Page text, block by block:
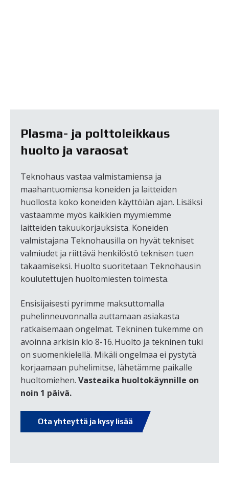
Plasma- ja polttoleikkaus
huolto ja varaosat
Teknohaus vastaa valmistamiensa ja
maahantuomiensa koneiden ja laitteiden
huollosta koko koneiden käyttöiän ajan. Lisäksi
vastaamme myös kaikkien myymiemme
laitteiden takuukorjauksista. Koneiden
valmistajana Teknohausilla on hyvät tekniset
valmiudet ja riittävä henkilöstö teknisen tuen
takaamiseksi. Huolto suoritetaan Teknohausin
koulutettujen huoltomiesten toimesta.
Ensisijaisesti pyrimme maksuttomalla
puhelinneuvonnalla auttamaan asiakasta
ratkaisemaan ongelmat. Tekninen tukemme on
avoinna arkisin klo 8-16. Huolto ja tekninen tuki
on suomenkielellä. Mikäli ongelmaa ei pystytä
korjaamaan puhelimitse, lähetämme paikalle
huoltomiehen. Vasteaika huoltokäynnille on
noin 1 päivä.
Ota yhteyttä ja kysy lisää